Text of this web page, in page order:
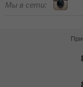
Мы в сети: